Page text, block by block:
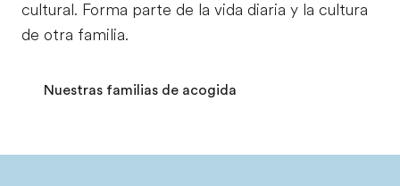
cultural. Forma parte de la vida diaria y la cultura
de otra familia.
Nuestras familias de acogida